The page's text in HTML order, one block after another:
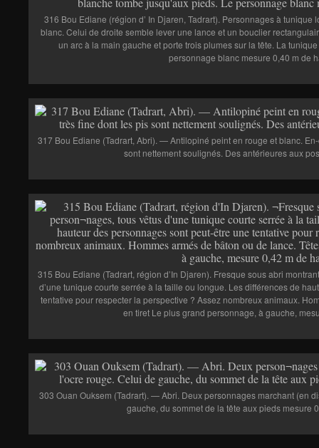
316 Bou Ediane (région d’ In Djaren, Tadrart). Personnages à
blanc. Celui de droite semble lever une lance et un bouclier
un arc à la main gauche et porte trois plumes sur la tête. La
personnage blanc mesure 0,40 m de
317 Bou Ediane (Tadrart, Abri). — Antilopiné peint en rouge et blanc.
sont nettement soulignés. Des antérieures aux
315 Bou Ediane (Tadrart, région d’In Djaren). Fresque sous abri
d’une tunique courte serrée à la taille ou longue. Les différences de
tentative pour respecter la perspective ? Assez nombreux animaux.
en tiret Le plus grand personnage, à gauche,
303 Ouan Ouksem (Tadrart). — Abri. Deux personnages marchant (en
gauche, du sommet de la tête aux pieds mesure